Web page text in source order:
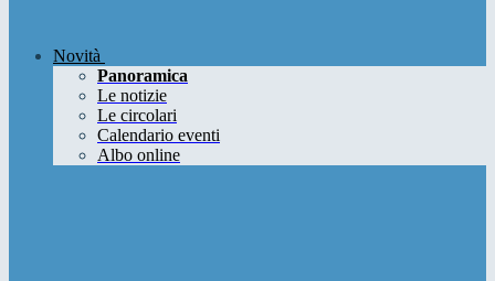
Novità
Panoramica
Le notizie
Le circolari
Calendario eventi
Albo online